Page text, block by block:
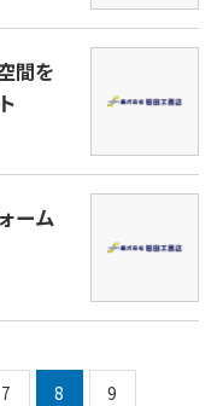
間を
ーム
7 8 9